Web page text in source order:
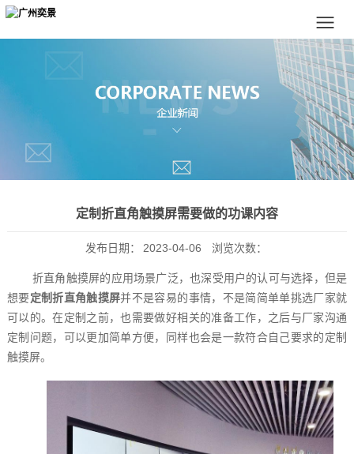
定制折直角触摸屏需要做的功课内容
发布日期： 2023-04-06 浏览次数：
折直角触摸屏的应用场景广泛，也深受用户的认可与选择，但是
想要定制折直角触摸屏并不是容易的事情，不是简简单单挑选厂家就
可以的。在定制之前，也需要做好相关的准备工作，之后与厂家沟通
定制问题，可以更加简单方便，同样也会是一款符合自己要求的定制
触摸屏。